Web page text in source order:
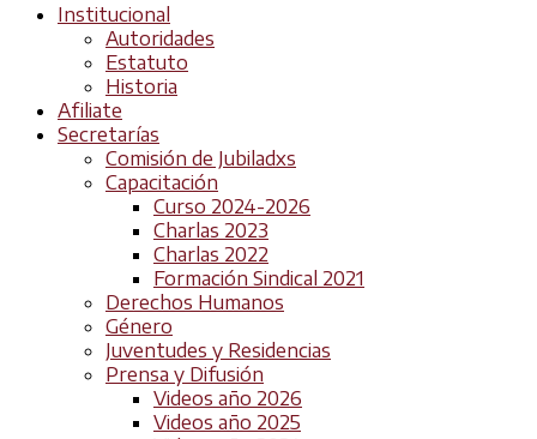
Institucional
Autoridades
Estatuto
Historia
Afiliate
Secretarías
Comisión de Jubiladxs
Capacitación
Curso 2024-2026
Charlas 2023
Charlas 2022
Formación Sindical 2021
Derechos Humanos
Género
Juventudes y Residencias
Prensa y Difusión
Videos año 2026
Videos año 2025